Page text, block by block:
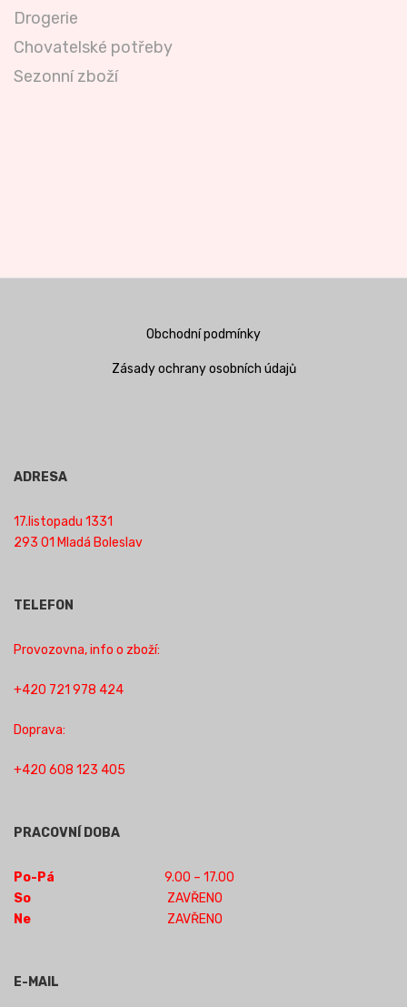
Drogerie
Chovatelské potřeby
Sezonní zboží
Obchodní podmínky
Zásady ochrany osobních údajů
ADRESA
17.listopadu 1331
293 01 Mladá Boleslav
TELEFON
Provozovna, info o zboží:
+420 721 978 424
Doprava:
+420 608 123 405
PRACOVNÍ DOBA
Po-Pá
9.00 – 17.00
So
ZAVŘENO
Ne
ZAVŘENO
E-MAIL